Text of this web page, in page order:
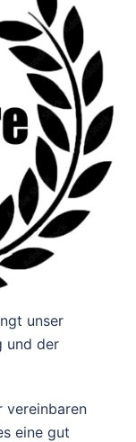
unser
und der
vereinbaren
eine gut